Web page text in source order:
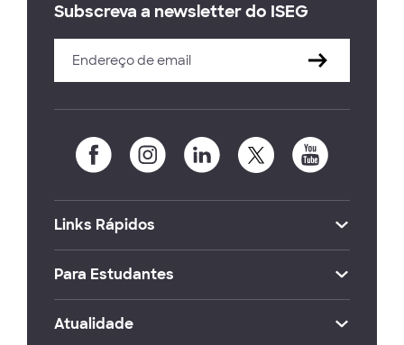
Subscreva a newsletter do ISEG
Links Rápidos
Para Estudantes
Atualidade